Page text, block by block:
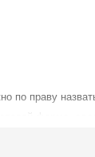
по праву